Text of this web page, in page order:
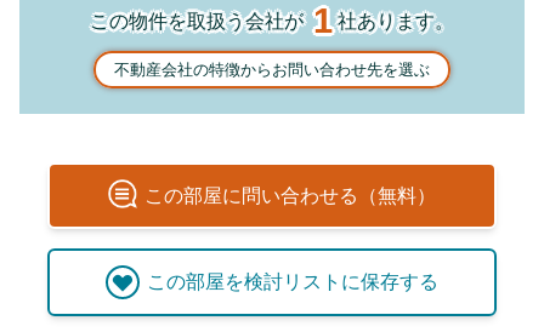
この物件を取扱う会社が1社あります。
不動産会社の特徴からお問い合わせ先を選ぶ
この部屋に問い合わせる（無料）
この部屋を検討リストに保存する